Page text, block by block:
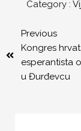
Category :
Previous
Kongres
esperantista
u Đurđevcu